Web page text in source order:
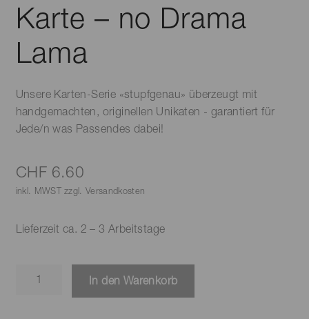
Karte – no Drama
Lama
Unsere Karten-Serie «stupfgenau» überzeugt mit
handgemachten, originellen Unikaten - garantiert für
Jede/n was Passendes dabei!
CHF 6.60
inkl. MWST zzgl. Versandkosten
Lieferzeit ca. 2 – 3 Arbeitstage
In den Warenkorb